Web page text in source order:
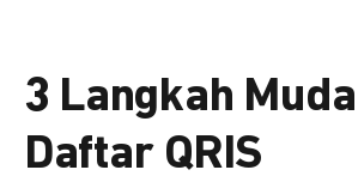
3 Langkah
Daftar QRIS